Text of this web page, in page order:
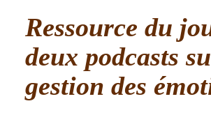
Ressource du
deux podcasts
gestion des